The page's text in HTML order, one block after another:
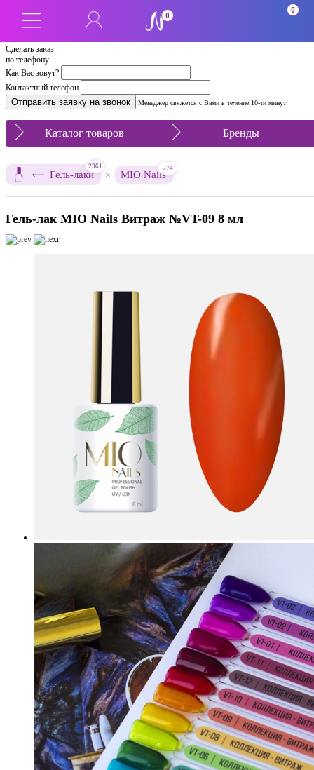
Сделать заказ
по телефону
Как Вас зовут?
Контактный телефон
Менеджер свяжется с Вами в течение 10-ти минут!
0
0
Каталог товаров Бренды
Гель-лаки
2361
× MIO Nails
274
Гель-лак MIO Nails Витраж №VT-09 8 мл